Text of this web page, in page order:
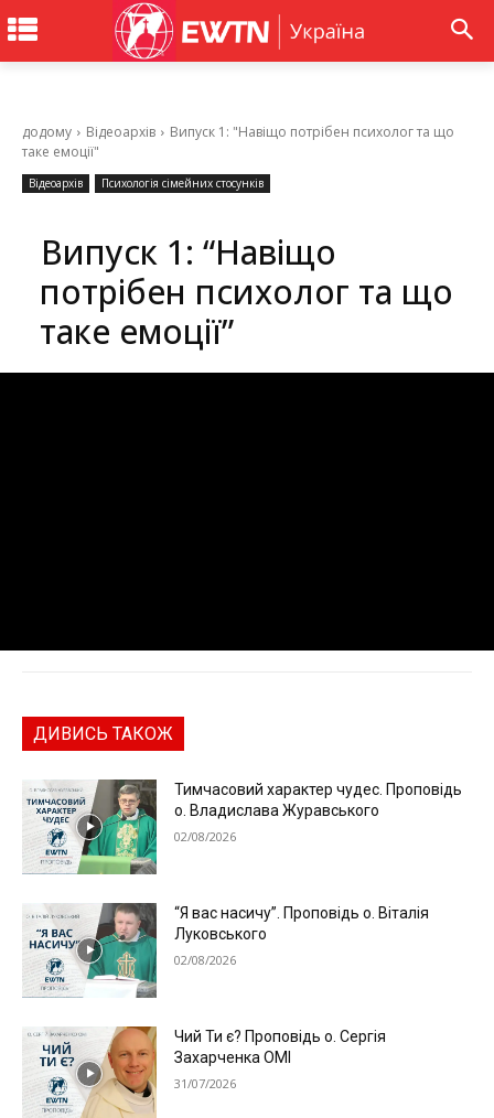
додому Відеоархів
Випуск 1: "Навіщо потрібен психолог та що
таке емоції"
Відеоархів Психологія сімейних стосунків
Випуск 1: “Навіщо
потрібен психолог та що
таке емоції”
ДИВИСЬ ТАКОЖ
Тимчасовий характер чудес. Проповідь
о. Владислава Журавського
02/08/2026
“Я вас насичу”. Проповідь о. Віталія
Луковського
02/08/2026
Чий Ти є? Проповідь о. Сергія
Захарченка ОМІ
31/07/2026